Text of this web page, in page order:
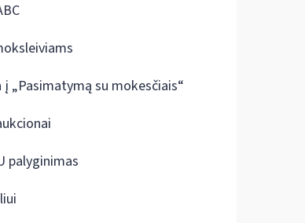
į „Pasimatymą su mokesčiais“
palyginimas